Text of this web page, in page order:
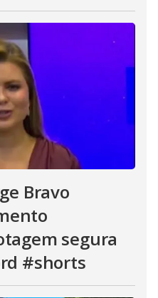
Bravo
segura
#shorts